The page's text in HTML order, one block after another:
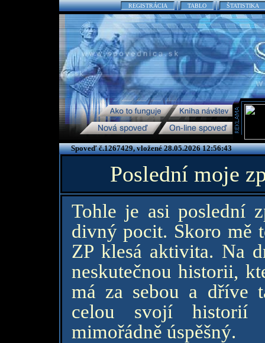
REGISTRÁCIA TABLO ŠTATISTIKA
Spoveď č.1267429, vložené 28.05.2026 12:56:43
Poslední moje
Tohle je asi poslední
divný pocit. Skoro mě
ZP klesá aktivita. Na
neskutečnou historii,
má za sebou a dříve
celou svojí historií
mimořádně úspěšný.